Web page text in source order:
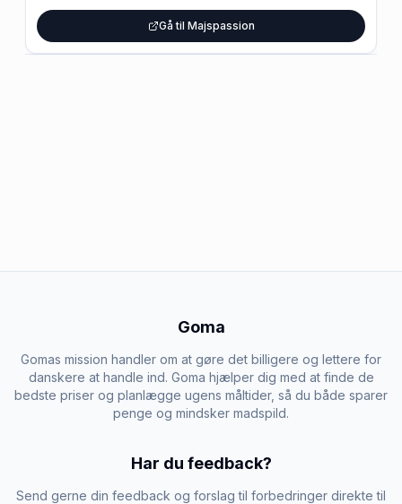
Gå til Majspassion
Goma
Gomas mission handler om at gøre det billigere og lettere for
danskere at handle ind. Goma hjælper dig med at finde de
bedste priser og planlægge ugens måltider, så du både sparer
penge og mindsker madspild.
Har du feedback?
Send gerne din feedback og forslag til forbedringer direkte til